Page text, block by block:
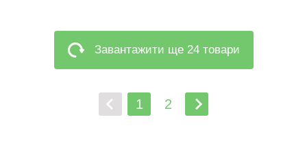
Завантажити ще 24 товари
1 2